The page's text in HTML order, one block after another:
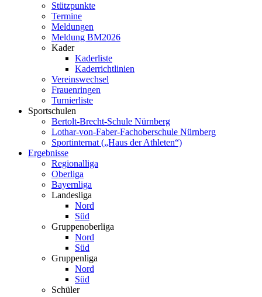
Stützpunkte
Termine
Meldungen
Meldung BM2026
Kader
Kaderliste
Kaderrichtlinien
Vereinswechsel
Frauenringen
Turnierliste
Sportschulen
Bertolt-Brecht-Schule Nürnberg
Lothar-von-Faber-Fachoberschule Nürnberg
Sportinternat („Haus der Athleten“)
Ergebnisse
Regionalliga
Oberliga
Bayernliga
Landesliga
Nord
Süd
Gruppenoberliga
Nord
Süd
Gruppenliga
Nord
Süd
Schüler